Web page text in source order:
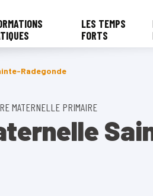
LES TEMPS
FORTS
Radegonde
MATERNELLE PRIMAIRE